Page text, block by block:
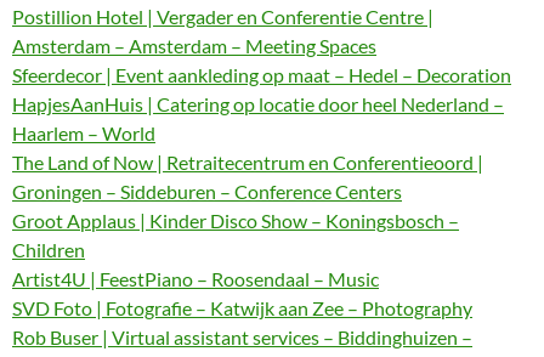
Postillion Hotel | Vergader en Conferentie Centre |
Amsterdam – Amsterdam – Meeting Spaces
Sfeerdecor | Event aankleding op maat – Hedel – Decoration
HapjesAanHuis | Catering op locatie door heel Nederland –
Haarlem – World
The Land of Now | Retraitecentrum en Conferentieoord |
Groningen – Siddeburen – Conference Centers
Groot Applaus | Kinder Disco Show – Koningsbosch –
Children
Artist4U | FeestPiano – Roosendaal – Music
SVD Foto | Fotografie – Katwijk aan Zee – Photography
Rob Buser | Virtual assistant services – Biddinghuizen –